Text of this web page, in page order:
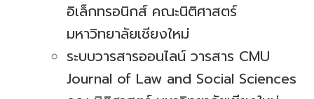
อิเล็กทรอนิกส์ คณะนิติศาสตร์
มหาวิทยาลัยเชียงใหม่
ระบบวารสารออนไลน์ วารสาร CMU
Journal of Law and Social Sciences